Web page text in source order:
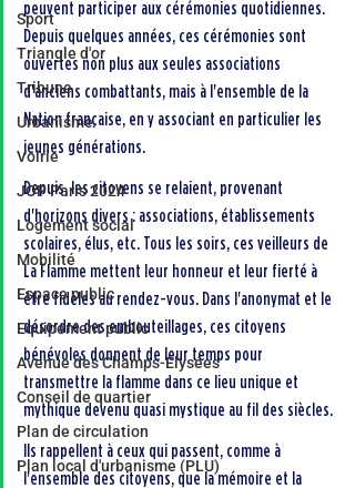
Sport
Triangle d'or
Tribune
Urbanisme
Voirie
JOP Paris 2024
Logement social
Mobilité
Espace public
Equipement public
Avenue des Champs-Elysées
Conseil de quartier
Plan de circulation
Plan local d'urbanisme (PLU)
peuvent participer aux cérémonies quotidiennes.
Depuis quelques années, ces cérémonies sont
ouvertes non plus aux seules associations
d'anciens combattants, mais à l'ensemble de la
Nation française, en y associant en particulier les
jeunes générations.
Depuis, les citoyens se relaient, provenant
d'horizons divers : associations, établissements
scolaires, élus, etc. Tous les soirs, ces veilleurs de
La Flamme mettent leur honneur et leur fierté à
être fidèles au rendez-vous. Dans l'anonymat et le
désordre des embouteillages, ces citoyens
bénévoles donnent de leur temps pour
transmettre la flamme dans ce lieu unique et
mythique devenu quasi mystique au fil des siècles.
Ils rappellent à ceux qui passent, comme à
l'ensemble des citoyens, que la mémoire et la